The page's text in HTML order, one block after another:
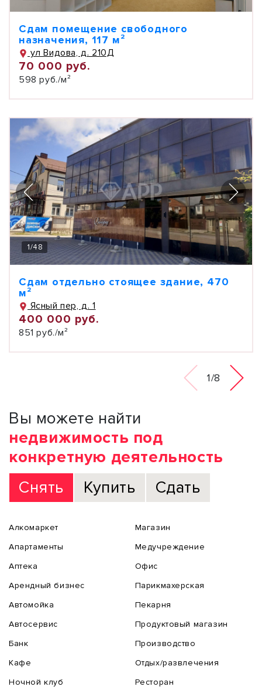
Сдам помещение свободного
назначения, 117 м²
ул Видова, д. 210Д
70 000 руб.
598 руб./м²
1/48
Сдам отдельно стоящее здание, 470
м²
Ясный пер, д. 1
400 000 руб.
851 руб./м²
1/8
Вы можете найти
недвижимость под
конкретную деятельность
Снять
Купить Сдать
Алкомаркет
Апартаменты
Аптека
Арендный бизнес
Автомойка
Автосервис
Банк
Кафе
Ночной клуб
Магазин
Медучреждение
Офис
Парикмахерская
Пекарня
Продуктовый магазин
Производство
Отдых/развлечения
Ресторан